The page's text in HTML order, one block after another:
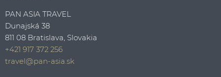
PAN ASIA TRAVEL
Dunajská 38
811 08 Bratislava, Slovakia
+421 917 372 256
travel@pan-asia.sk